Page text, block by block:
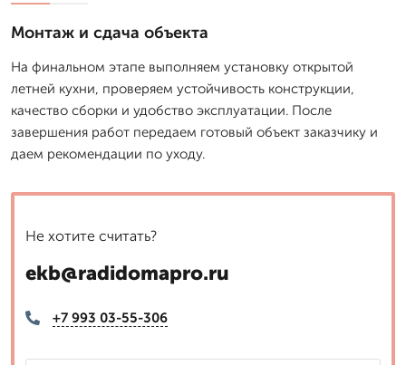
Монтаж и сдача объекта
На финальном этапе выполняем установку открытой
летней кухни, проверяем устойчивость конструкции,
качество сборки и удобство эксплуатации. После
завершения работ передаем готовый объект заказчику и
даем рекомендации по уходу.
Не хотите считать?
ekb@radidomapro.ru
+7 993 03-55-306